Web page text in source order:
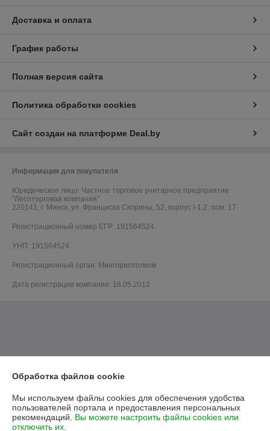
Доставка и оплата
График работы
Полная версия сайта
Политика обработки cookies
Сайт создан на платформе Deal.by
Информация для покупателя
Юридическое лицо: Частное торговое унитарное предприятие
"Лесоторговая компания"
220141, г. Минск, ул. Франциска Скорины, 52, корпус I-1,2; пом. 17
Регистрационный номер ЕГР: 191564524
УНП: 191564524
Регистрационный орган: Мингорисполком
Дата регистрации компании: 18.05.2012
Обработка файлов cookie
Мы используем файлы cookies для обеспечения удобства
пользователей портала и предоставления персональных
рекомендаций. Вы можете настроить файлы cookies или
отключить их.